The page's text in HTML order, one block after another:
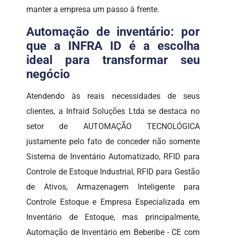
manter a empresa um passo à frente.
Automação de inventário: por
que a INFRA ID é a escolha
ideal para transformar seu
negócio
Atendendo às reais necessidades de seus
clientes, a Infraid Soluções Ltda se destaca no
setor de AUTOMAÇÃO TECNOLÓGICA
justamente pelo fato de conceder não somente
Sistema de Inventário Automatizado, RFID para
Controle de Estoque Industrial, RFID para Gestão
de Ativos, Armazenagem Inteligente para
Controle Estoque e Empresa Especializada em
Inventário de Estoque, mas principalmente,
Automação de Inventário em Beberibe - CE com